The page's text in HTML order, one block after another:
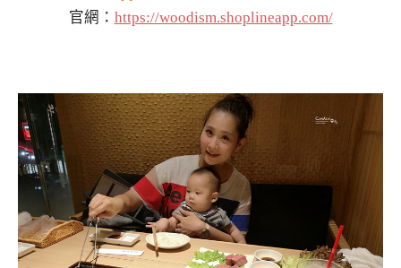
官網： https://woodism.shoplineapp.com/